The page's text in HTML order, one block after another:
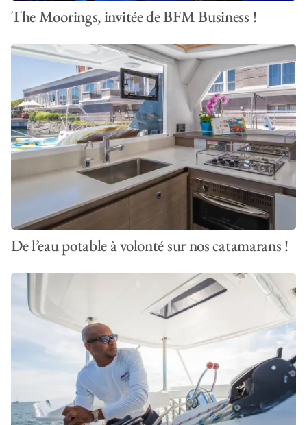
The Moorings, invitée de BFM Business !
De l’eau potable à volonté sur nos catamarans !